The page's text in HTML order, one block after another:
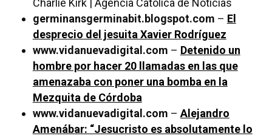
germinansgerminabit.blogspot.com – El
desprecio del jesuita Xavier Rodríguez
www.vidanuevadigital.com – Detenido un
hombre por hacer 20 llamadas en las que
amenazaba con poner una bomba en la
Mezquita de Córdoba
www.vidanuevadigital.com – Alejandro
Amenábar: “Jesucristo es absolutamente lo